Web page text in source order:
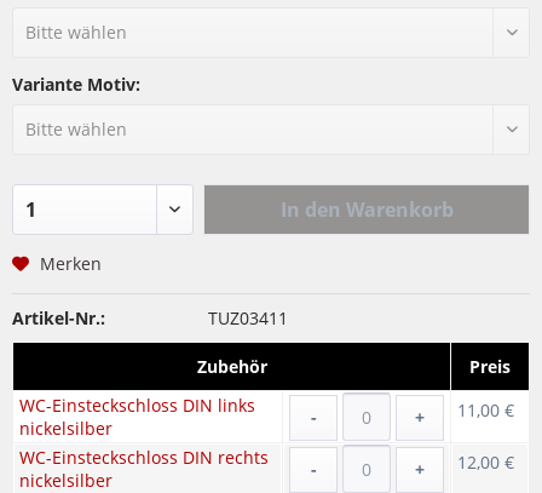
Variante Motiv:
In den Warenkorb
Merken
Artikel-Nr.: TUZ03411
Zubehör
Preis
WC-Einsteckschloss DIN links
nickelsilber
- + 11,00 €
WC-Einsteckschloss DIN rechts
nickelsilber
- + 12,00 €